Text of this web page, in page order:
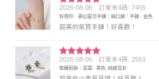
評分5 滿
分 5
2026-08-06 訂單末4碼: 7455
好想你．夢幻星月手鍊｜縮口鍊．手鍊 - 金色
超美的氣質手鍊！好喜歡！
評分5滿
分 5
2026-08-06 訂單末4碼: 2553
焦糖煎餅｜耳環 - 黑色, 純銀耳針